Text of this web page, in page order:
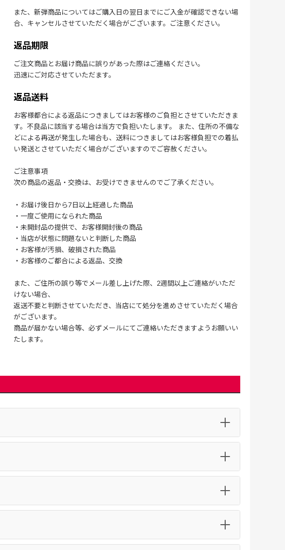
また、新弾商品についてはご購入日の翌日までにご入金が確認できない場
合、キャンセルさせていただく場合がございます。ご注意ください。
返品期限
ご注文商品とお届け商品に誤りがあった際はご連絡ください。
迅速にご対応させていただます。
返品送料
お客様都合による返品につきましてはお客様のご負担とさせていただきま
す。不良品に該当する場合は当方で負担いたします。 また、住所の不備な
どによる再送が発生した場合も、送料につきましてはお客様負担での着払
い発送とさせていただく場合がございますのでご容赦ください。
ご注意事項
次の商品の返品・交換は、お受けできませんのでご了承ください。
・お届け後日から7日以上経過した商品
・一度ご使用になられた商品
・未開封品の提供で、お客様開封後の商品
・当店が状態に問題ないと判断した商品
・お客様が汚損、破損された商品
・お客様のご都合による返品、交換
また、ご住所の誤り等でメール差し上げた際、2週間以上ご連絡がいただ
けない場合、
返送不要と判断させていただき、当店にて処分を進めさせていただく場合
がございます。
商品が届かない場合等、必ずメールにてご連絡いただきますようお願いい
たします。